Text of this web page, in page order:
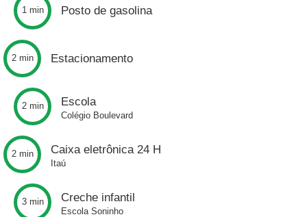
1 min Posto de gasolina
2 min Estacionamento
2 min Escola
Colégio Boulevard
2 min Caixa eletrônica 24 H
Itaú
3 min Creche infantil
Escola Soninho